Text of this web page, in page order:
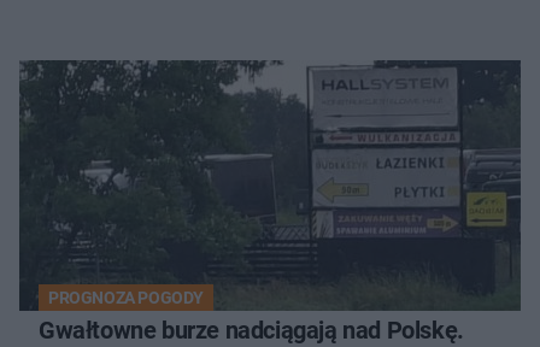
PROGNOZA POGODY
Gwałtowne burze nadciągają nad Polskę.